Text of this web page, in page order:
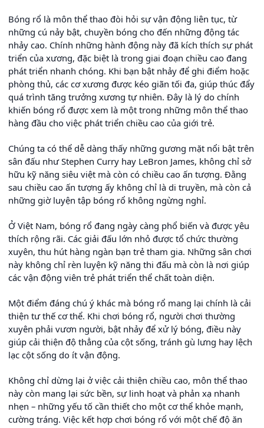
Bóng rổ là môn thể thao đòi hỏi sự vận động liên tục, từ
những cú nảy bật, chuyền bóng cho đến những động tác
nhảy cao. Chính những hành động này đã kích thích sự phát
triển của xương, đặc biệt là trong giai đoạn chiều cao đang
phát triển nhanh chóng. Khi bạn bật nhảy để ghi điểm hoặc
phòng thủ, các cơ xương được kéo giãn tối đa, giúp thúc đẩy
quá trình tăng trưởng xương tự nhiên. Đây là lý do chính
khiến bóng rổ được xem là một trong những môn thể thao
hàng đầu cho việc phát triển chiều cao của giới trẻ.
Chúng ta có thể dễ dàng thấy những gương mặt nổi bật trên
sân đấu như Stephen Curry hay LeBron James, không chỉ sở
hữu kỹ năng siêu việt mà còn có chiều cao ấn tượng. Đằng
sau chiều cao ấn tượng ấy không chỉ là di truyền, mà còn cả
những giờ luyện tập bóng rổ không ngừng nghỉ.
Ở Việt Nam, bóng rổ đang ngày càng phổ biến và được yêu
thích rộng rãi. Các giải đấu lớn nhỏ được tổ chức thường
xuyên, thu hút hàng ngàn bạn trẻ tham gia. Những sân chơi
này không chỉ rèn luyện kỹ năng thi đấu mà còn là nơi giúp
các vận động viên trẻ phát triển thể chất toàn diện.
Một điểm đáng chú ý khác mà bóng rổ mang lại chính là cải
thiện tư thế cơ thể. Khi chơi bóng rổ, người chơi thường
xuyên phải vươn người, bật nhảy để xử lý bóng, điều này
giúp cải thiện độ thẳng của cột sống, tránh gù lưng hay lệch
lạc cột sống do ít vận động.
Không chỉ dừng lại ở việc cải thiện chiều cao, môn thể thao
này còn mang lại sức bền, sự linh hoạt và phản xạ nhanh
nhẹn – những yếu tố cần thiết cho một cơ thể khỏe mạnh,
cường tráng. Việc kết hợp chơi bóng rổ với một chế độ ăn